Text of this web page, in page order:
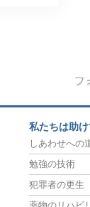
フ
私たちは助
しあわせへの
勉強の技術
犯罪者の更生